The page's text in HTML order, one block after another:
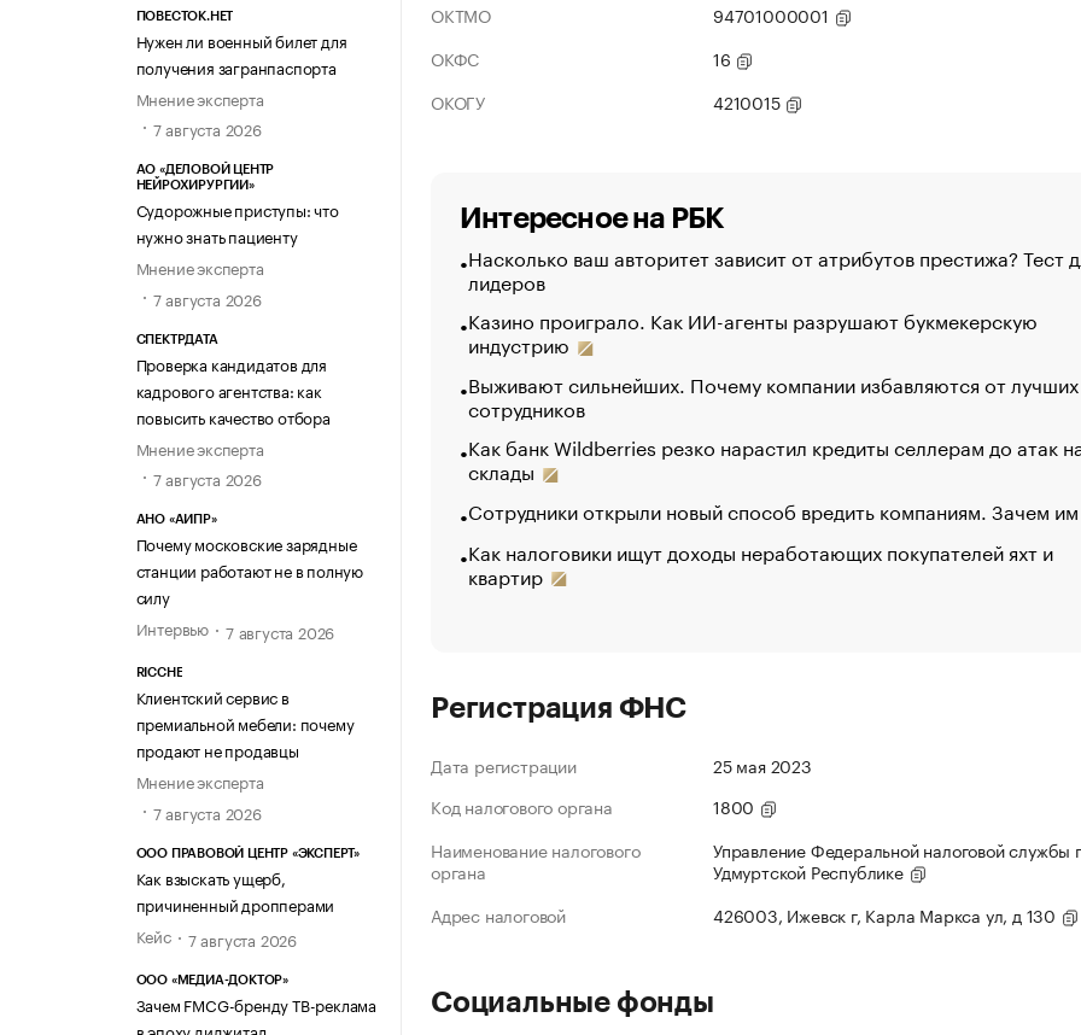
ПОВЕСТОК.НЕТ
Нужен ли военный билет для
получения загранпаспорта
Мнение эксперта
7 августа 2026
АО «ДЕЛОВОЙ ЦЕНТР
НЕЙРОХИРУРГИИ»
Судорожные приступы: что
нужно знать пациенту
Мнение эксперта
7 августа 2026
СПЕКТРДАТА
Проверка кандидатов для
кадрового агентства: как
повысить качество отбора
Мнение эксперта
7 августа 2026
АНО «АИПР»
Почему московские зарядные
станции работают не в полную
силу
Интервью
7 августа 2026
RICCHE
Клиентский сервис в
премиальной мебели: почему
продают не продавцы
Мнение эксперта
7 августа 2026
ООО ПРАВОВОЙ ЦЕНТР «ЭКСПЕРТ»
Как взыскать ущерб,
причиненный дропперами
Кейс
7 августа 2026
ООО «МЕДИА-ДОКТОР»
Зачем FMCG-бренду ТВ-реклама
ОКТМО
94701000001
ОКФС
16
ОКОГУ
4210015
Интересное на РБК
Насколько ваш авторитет зависит от атрибутов престижа? Тест
лидеров
Казино проиграло. Как ИИ-агенты разрушают букмекерскую
индустрию
Выживают сильнейших. Почему компании избавляются от лучших
сотрудников
Как банк Wildberries резко нарастил кредиты селлерам до атак
склады
Сотрудники открыли новый способ вредить компаниям. Зачем
Как налоговики ищут доходы неработающих покупателей яхт и
квартир
Регистрация ФНС
Дата регистрации
25 мая 2023
Код налогового органа
1800
Наименование налогового
органа
Управление Федеральной налоговой службы
Удмуртской Республике
Адрес налоговой
426003, Ижевск г, Карла Маркса ул, д 130
Социальные фонды